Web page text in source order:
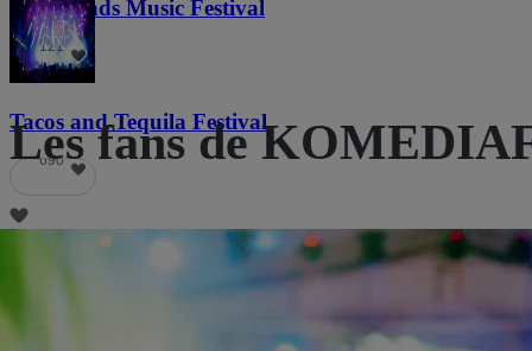
Lost Lands Music Festival
121
Tacos and Tequila Festival
690
Les fans de